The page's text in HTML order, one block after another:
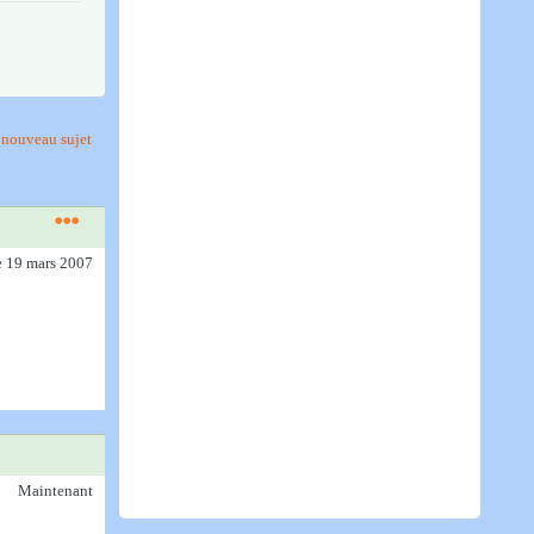
sujet
19 mars 2007
Maintenant